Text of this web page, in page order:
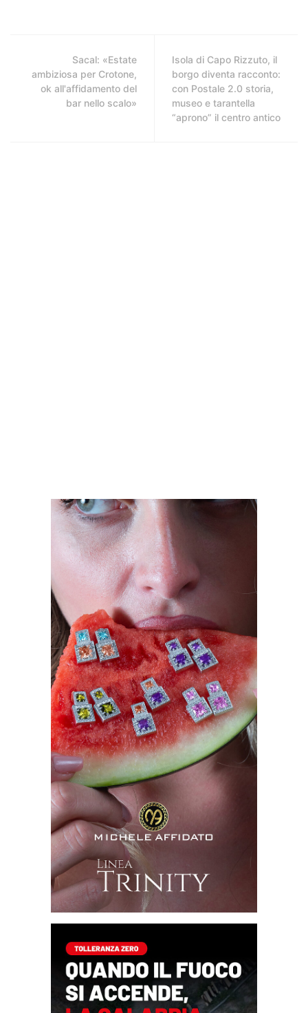
Sacal: «Estate
ambiziosa per Crotone,
ok all'affidamento del
bar nello scalo»
Isola di Capo Rizzuto, il
borgo diventa racconto:
con Postale 2.0 storia,
museo e tarantella
“aprono” il centro antico